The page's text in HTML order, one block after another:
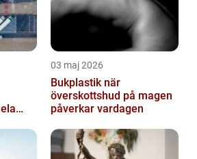
03 maj 2026
Bukplastik när
överskottshud på magen
påverkar vardagen